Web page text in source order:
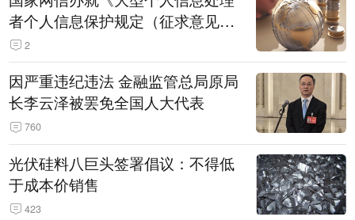
者个人信息保护规定（征求意见
稿）》公开征求意见
2
因严重违纪违法 金融监管总局原局
长李云泽被罢免全国人大代表
760
光伏硅料八巨头签署倡议：不得低
于成本价销售
423